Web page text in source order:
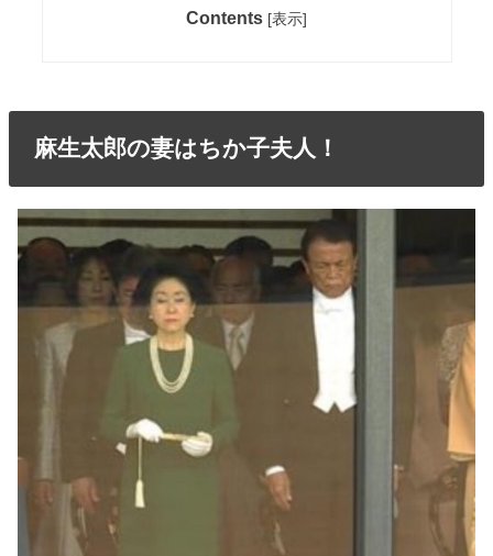
Contents [表示]
麻生太郎の妻はちか子夫人！